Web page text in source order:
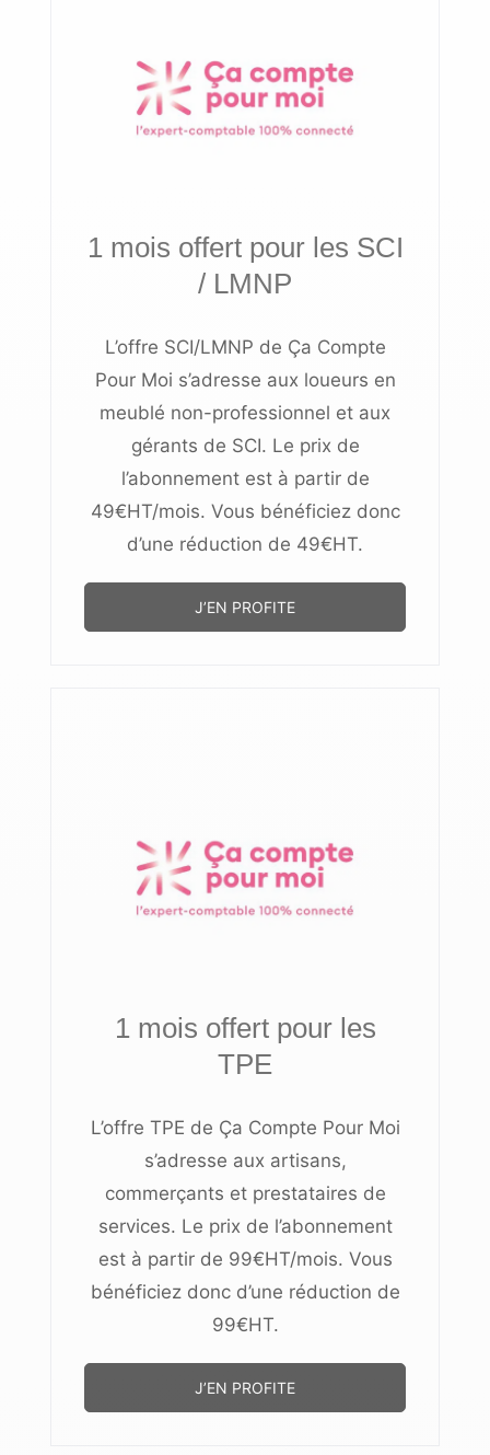
1 mois offert pour les SCI
/ LMNP
L’offre SCI/LMNP de Ça Compte
Pour Moi s’adresse aux loueurs en
meublé non-professionnel et aux
gérants de SCI. Le prix de
l’abonnement est à partir de
49€HT/mois. Vous bénéficiez donc
d’une réduction de 49€HT.
J’EN PROFITE
1 mois offert pour les
TPE
L’offre TPE de Ça Compte Pour Moi
s’adresse aux artisans,
commerçants et prestataires de
services. Le prix de l’abonnement
est à partir de 99€HT/mois. Vous
bénéficiez donc d’une réduction de
99€HT.
J’EN PROFITE